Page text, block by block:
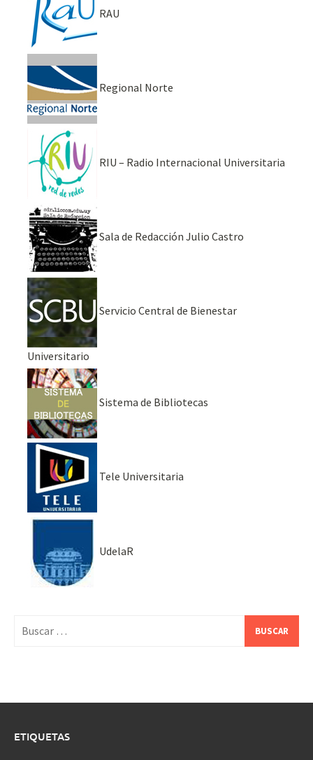
RAU
Regional Norte
RIU – Radio Internacional Universitaria
Sala de Redacción Julio Castro
Servicio Central de Bienestar
Universitario
Sistema de Bibliotecas
Tele Universitaria
UdelaR
ETIQUETAS